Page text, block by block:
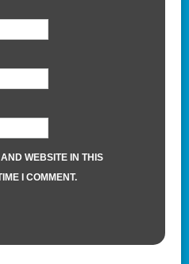
WEBSITE IN THIS
I COMMENT.